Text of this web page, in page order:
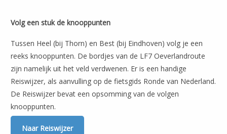
Volg een stuk de knooppunten
Tussen Heel (bij Thorn) en Best (bij Eindhoven) volg je een
reeks knooppunten. De bordjes van de LF7 Oeverlandroute
zijn namelijk uit het veld verdwenen. Er is een handige
Reiswijzer, als aanvulling op de fietsgids Ronde van Nederland.
De Reiswijzer bevat een opsomming van de volgen
knooppunten.
Naar Reiswijzer